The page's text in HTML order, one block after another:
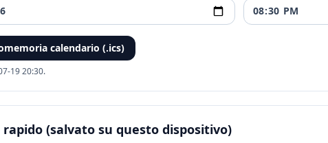
calendario (.ics)
1920:30.
rapido (salvato su questo dispositivo)